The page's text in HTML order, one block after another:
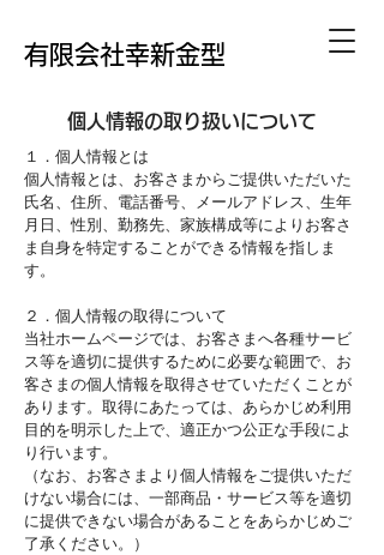
有限会社幸新金型
個人情報の取り扱いについて
１．個人情報とは
個人情報とは、お客さまからご提供いただいた
氏名、住所、電話番号、メールアドレス、生年
月日、性別、勤務先、家族構成等によりお客さ
ま自身を特定することができる情報を指しま
す。
２．個人情報の取得について
当社ホームページでは、お客さまへ各種サービ
ス等を適切に提供するために必要な範囲で、お
客さまの個人情報を取得させていただくことが
あります。取得にあたっては、あらかじめ利用
目的を明示した上で、適正かつ公正な手段によ
り行います。
（なお、お客さまより個人情報をご提供いただ
けない場合には、一部商品・サービス等を適切
に提供できない場合があることをあらかじめご
了承ください。）